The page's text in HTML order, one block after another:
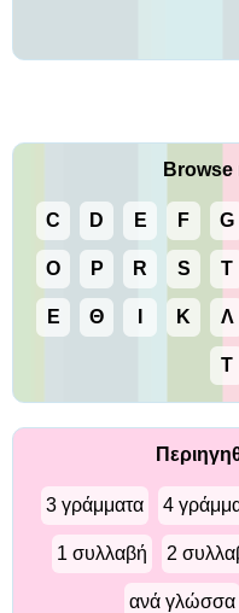
Browse
C D E F G
O P R S T
Ε Θ Κ Λ
Τ
3 γράμματα 4
1 συλλαβή 2
ανά γλώσσα